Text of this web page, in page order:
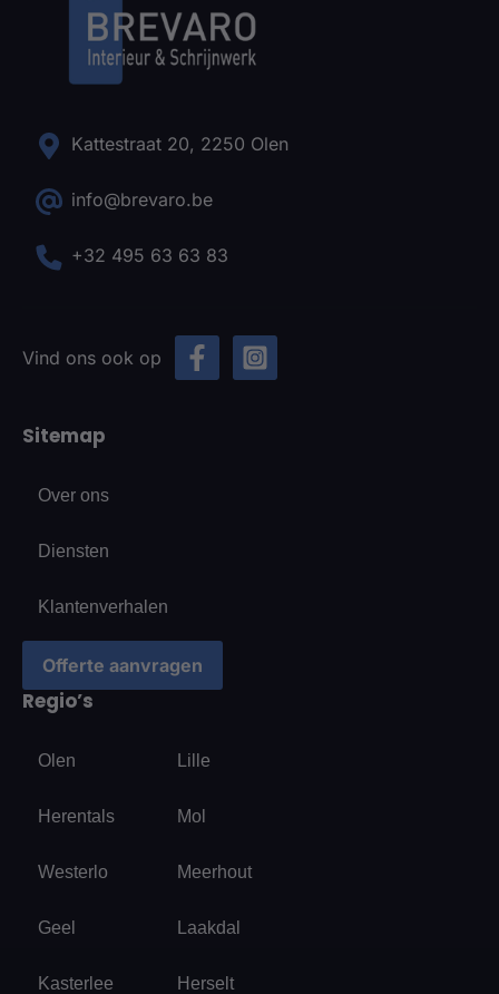
Kattestraat 20, 2250 Olen
info@brevaro.be
+32 495 63 63 83
Vind ons ook op
Sitemap
Over ons
Diensten
Klantenverhalen
Offerte aanvragen
Regio’s
Olen
Herentals
Westerlo
Geel
Kasterlee
Lille
Mol
Meerhout
Laakdal
Herselt